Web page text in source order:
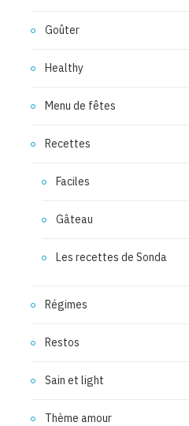
Goûter
Healthy
Menu de fêtes
Recettes
Faciles
Gâteau
Les recettes de Sonda
Régimes
Restos
Sain et light
Thème amour